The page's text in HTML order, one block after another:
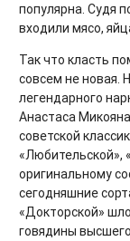
популярна. Судя
входили мясо,
Так что класть
совсем не новая.
легендарного
Анастаса
советской
«Любительской»,
оригинальному
сегодняшние
«Докторской»
говядины